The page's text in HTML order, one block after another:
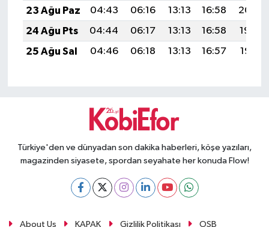
23 Ağu Paz
04:43 06:16 13:13 16:58
20:00
24 Ağu Pts
04:44 06:17 13:13 16:58
19:59
25 Ağu Sal
04:46 06:18 13:13 16:57 19:57
Türkiye'den ve dünyadan son dakika haberleri, köşe yazıları,
magazinden siyasete, spordan seyahate her konuda Flow!
About Us KAPAK Gizlilik Politikası OSB